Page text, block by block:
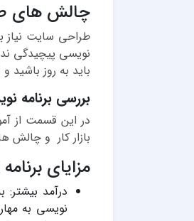
چالش های
طراحی سایت نیاز
نویسی پیچیدگی
باید به روز باشید
بررسی برنامه
در این قسمت از
بازار کار و چالش
مزایای
درآمد بیشتر:
نویسی به